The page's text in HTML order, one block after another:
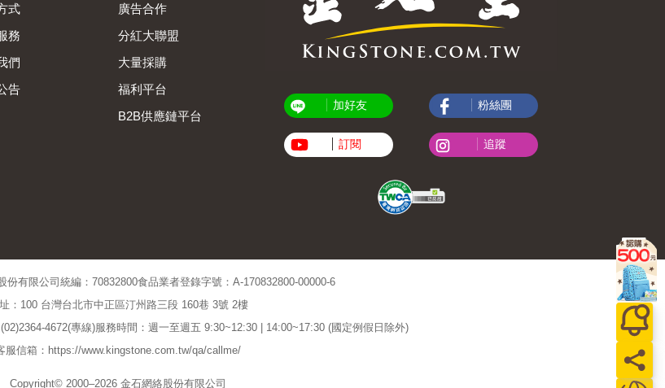
式
務
們
告
廣告合作
分紅大聯盟
大量採購
福利平台
B2B供應鏈平台
加好友
訂閱
粉絲團
追蹤
份有限公司 統編：70832800食品業者登錄字號：A-170832800-00000-6
：100 台灣台北市中正區汀州路三段 160巷 3號 2樓
4672(專線)服務時間：週一至週五 9:30~12:30 | 14:00~17:30 (國定例假日除外)
服信箱：https://www.kingstone.com.tw/qa/callme/
Copyright© 2000–2026 金石網絡股份有限公司